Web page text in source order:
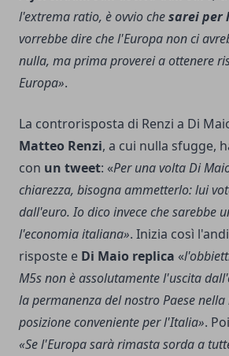
l'extrema ratio, è ovvio chesarei per
vorrebbe dire che l'Europa non ci
nulla, ma prima proverei a ottenere
Europa».
La controrisposta di Renzi a Di
Matteo Renzi, a cui nulla sfugge,
con un tweet: «Per una volta Di
chiarezza, bisogna ammetterlo: lui
dall'euro. Io dico invece che sarebbe
l'economia italiana». Inizia così
risposte e Di Maio replica «
M5s non è assolutamente l'uscita
la permanenza del nostro Paese
posizione conveniente per l'Italia».
«Se l'Europa sarà rimasta sorda a